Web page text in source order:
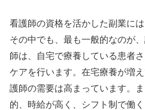
看護師の資格を活かした副業に
その中でも、最も一般的なのが
師は、自宅で療養している患者
ケアを行います。在宅療養が増
護師の需要は高まっています。
的、時給が高く、シフト制で働